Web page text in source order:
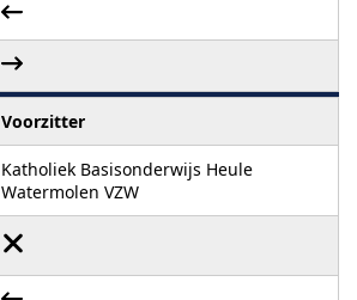
Voorzitter
Katholiek Basisonderwijs Heule
Watermolen VZW